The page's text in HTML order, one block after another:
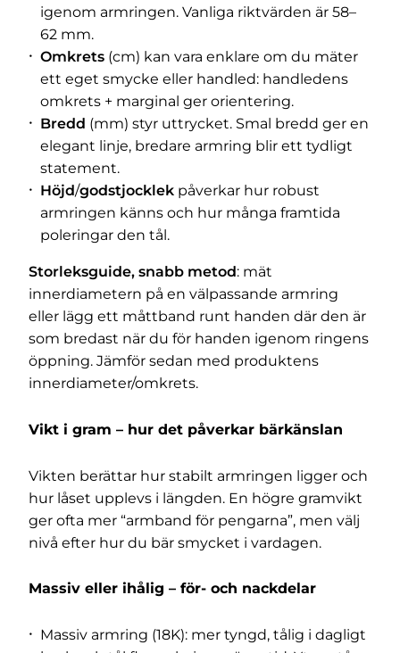
igenom armringen. Vanliga riktvärden är 58–
62 mm.
Omkrets (cm) kan vara enklare om du mäter
ett eget smycke eller handled: handledens
omkrets + marginal ger orientering.
Bredd (mm) styr uttrycket. Smal bredd ger en
elegant linje, bredare armring blir ett tydligt
statement.
Höjd/godstjocklek påverkar hur robust
armringen känns och hur många framtida
poleringar den tål.
Storleksguide, snabb metod: mät
innerdiametern på en välpassande armring
eller lägg ett måttband runt handen där den är
som bredast när du för handen igenom ringens
öppning. Jämför sedan med produktens
innerdiameter/omkrets.
Vikt i gram – hur det påverkar bärkänslan
Vikten berättar hur stabilt armringen ligger och
hur låset upplevs i längden. En högre gramvikt
ger ofta mer “armband för pengarna”, men välj
nivå efter hur du bär smycket i vardagen.
Massiv eller ihålig – för- och nackdelar
Massiv armring (18K): mer tyngd, tålig i dagligt